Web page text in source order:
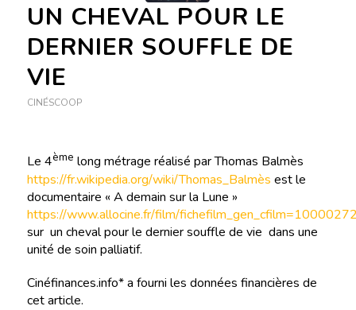
UN CHEVAL POUR LE
DERNIER SOUFFLE DE
VIE
CINÉSCOOP
Le 4ème long métrage réalisé par Thomas Balmès
https://fr.wikipedia.org/wiki/Thomas_Balmès est le
documentaire « A demain sur la Lune »
https://www.allocine.fr/film/
sur un cheval pour le dernier souffle de vie dans une
unité de soin palliatif.
Cinéfinances.info* a fourni les données financières de
cet article.